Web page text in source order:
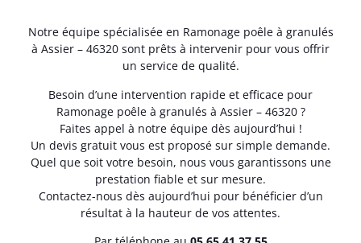
Notre équipe spécialisée en Ramonage poêle à granulés
à Assier – 46320 sont prêts à intervenir pour vous offrir
un service de qualité.
Besoin d’une intervention rapide et efficace pour
Ramonage poêle à granulés à Assier – 46320 ?
Faites appel à notre équipe dès aujourd’hui !
Un devis gratuit vous est proposé sur simple demande.
Quel que soit votre besoin, nous vous garantissons une
prestation fiable et sur mesure.
Contactez-nous dès aujourd’hui pour bénéficier d’un
résultat à la hauteur de vos attentes.